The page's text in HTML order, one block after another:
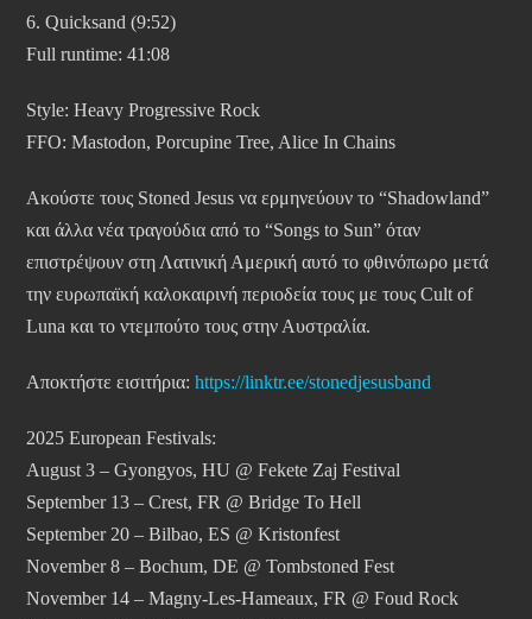
6. Quicksand (9:52)
Full runtime: 41:08
Style: Heavy Progressive Rock
FFO: Mastodon, Porcupine Tree, Alice In Chains
Ακούστε τους Stoned Jesus να ερμηνεύουν το “Shadowland”
και άλλα νέα τραγούδια από το “Songs to Sun” όταν
επιστρέψουν στη Λατινική Αμερική αυτό το φθινόπωρο μετά
την ευρωπαϊκή καλοκαιρινή περιοδεία τους με τους Cult of
Luna και το ντεμπούτο τους στην Αυστραλία.
Αποκτήστε εισιτήρια: https://linktr.ee/stonedjesusband
2025 European Festivals:
August 3 – Gyongyos, HU @ Fekete Zaj Festival
September 13 – Crest, FR @ Bridge To Hell
September 20 – Bilbao, ES @ Kristonfest
November 8 – Bochum, DE @ Tombstoned Fest
November 14 – Magny-Les-Hameaux, FR @ Foud Rock